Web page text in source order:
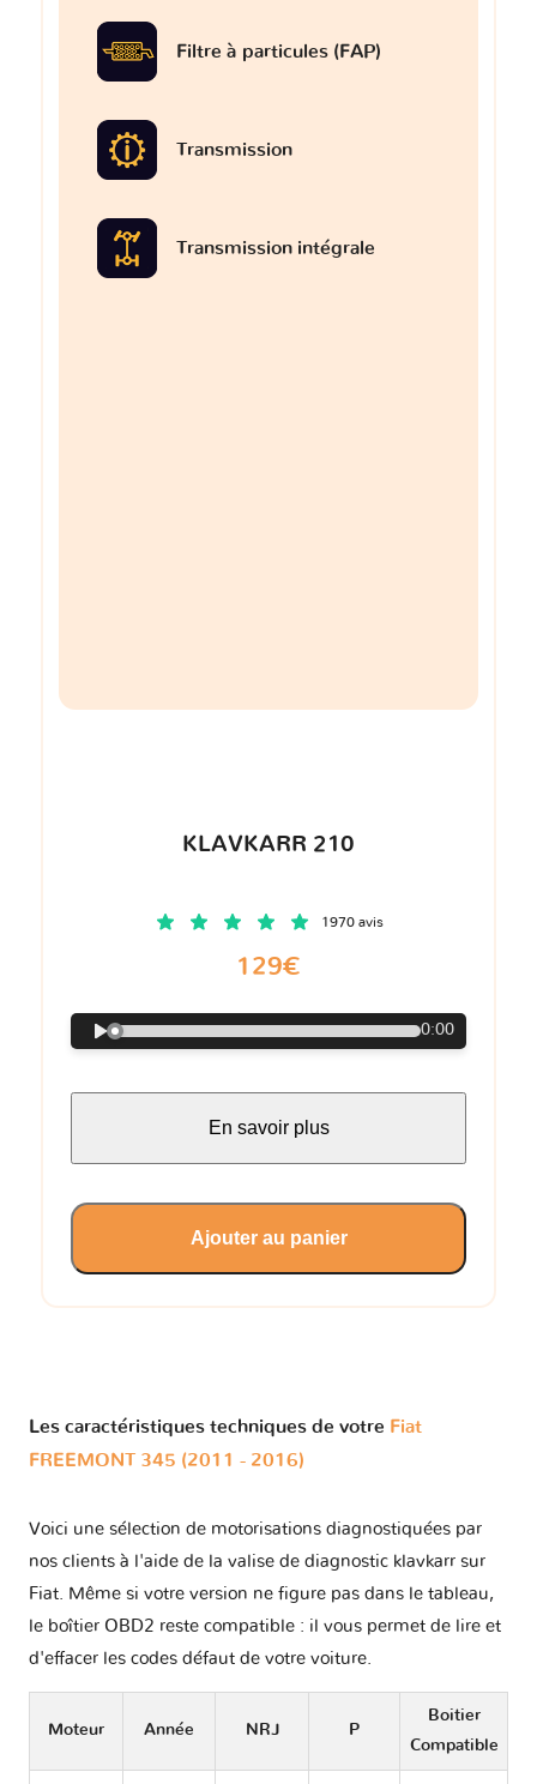
Filtre à particules (FAP)
Transmission
Transmission intégrale
KLAVKARR 210
1970 avis
129€
0:00
En savoir plus
Ajouter au panier
Les caractéristiques techniques de votre Fiat
FREEMONT 345 (2011 - 2016)
Voici une sélection de motorisations diagnostiquées par
nos clients à l'aide de la valise de diagnostic klavkarr sur
Fiat. Même si votre version ne figure pas dans le tableau,
le boîtier OBD2 reste compatible : il vous permet de lire et
d'effacer les codes défaut de votre voiture.
Moteur Année NRJ P
Boitier
Compatible